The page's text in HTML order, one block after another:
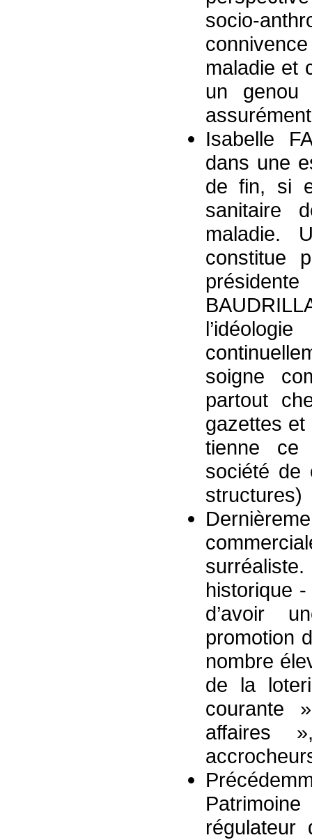
socio-
maladie et
un
Isabelle
dans une
de fin, si
sanitaire
maladie.
constitue
soigne
partout
gazettes
tienne ce
société de
structures)
historique
d’avoir
promotion
nombre
de la
courante
affaires